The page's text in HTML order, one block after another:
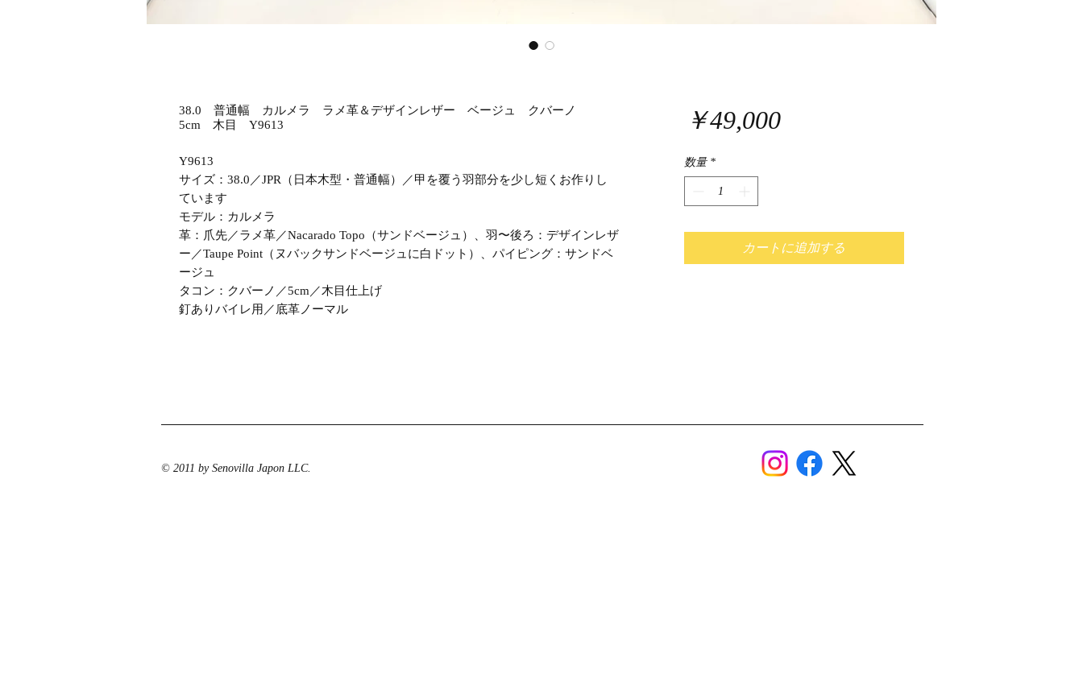
38.0 普通幅 カルメラ ラメ革＆デザインレザー ベージュ クバーノ
5cm 木目 Y9613
Y9613
サイズ：38.0／JPR（日本木型・普通幅）／甲を覆う羽部分を少し短くお作りし
ています
モデル：カルメラ
革：爪先／ラメ革／Nacarado Topo（サンドベージュ）、羽〜後ろ：デザインレザ
ー／Taupe Point（ヌバックサンドベージュに白ドット）、パイピング：サンドベ
ージュ
タコン：クバーノ／5cm／木目仕上げ
釘ありバイレ用／底革ノーマル
￥49,000価
数量 *
カートに追加する
© 2011 by Senovilla Japon LLC.